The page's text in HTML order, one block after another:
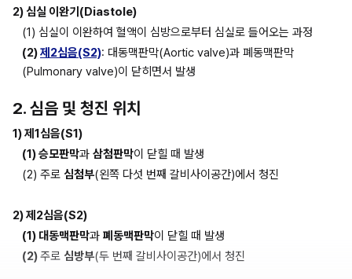
2) 심실 이완기(Diastole)
(1) 심실이 이완하여 혈액이 심방으로부터 심실로 들어오는 과정
(2) 제2심음(S2): 대동맥판막(Aortic valve)과 폐동맥판막
(Pulmonary valve)이 닫히면서 발생
2. 심음 및 청진 위치
1) 제1심음(S1)
(1) 승모판막과 삼첨판막이 닫힐 때 발생
(2) 주로 심첨부(왼쪽 다섯 번째 갈비사이공간)에서 청진
2) 제2심음(S2)
(1) 대동맥판막과 폐동맥판막이 닫힐 때 발생
(2) 주로 심방부(두 번째 갈비사이공간)에서 청진